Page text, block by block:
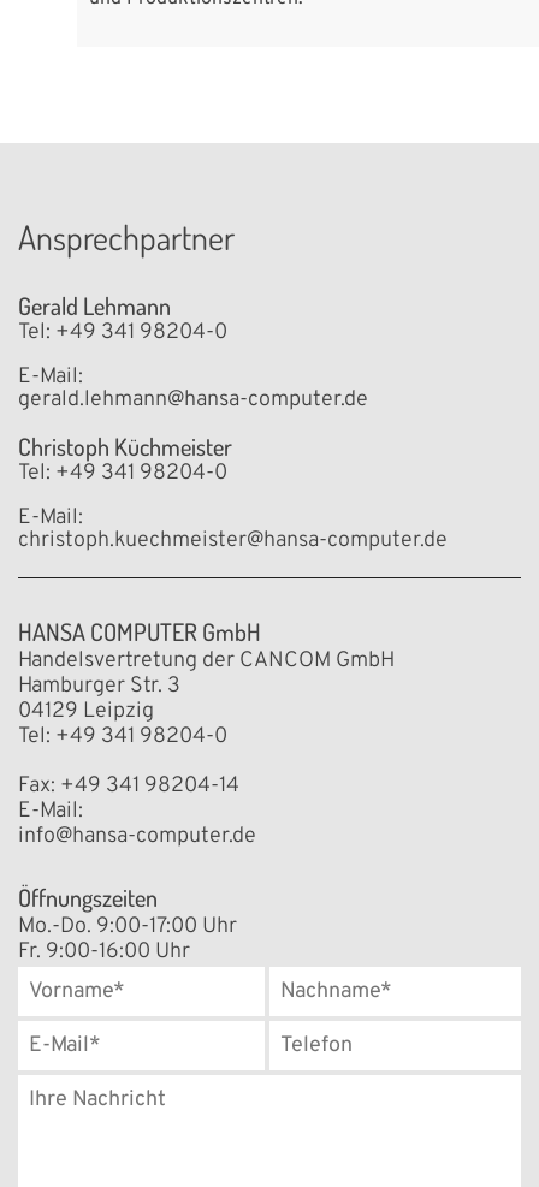
Ansprechpartner
Gerald Lehmann
Tel: +49 341 98204-0
E-Mail:
gerald.lehmann@hansa-computer.de
Christoph Küchmeister
Tel: +49 341 98204-0
E-Mail:
christoph.kuechmeister@hansa-computer.de
HANSA COMPUTER GmbH
Handelsvertretung der CANCOM GmbH
Hamburger Str. 3
04129 Leipzig
Tel: +49 341 98204-0
Fax: +49 341 98204-14
E-Mail:
info@hansa-computer.de
Öffnungszeiten
Mo.-Do. 9:00-17:00 Uhr
Fr. 9:00-16:00 Uhr